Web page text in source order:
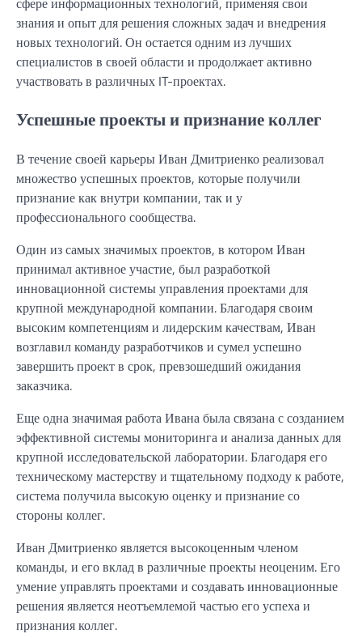
знания и опыт для решения сложных задач и внедрения
новых технологий. Он остается одним из лучших
специалистов в своей области и продолжает активно
участвовать в различных IT-проектах.
Успешные проекты и признание коллег
В течение своей карьеры Иван Дмитриенко реализовал
множество успешных проектов, которые получили
признание как внутри компании, так и у
профессионального сообщества.
Один из самых значимых проектов, в котором Иван
принимал активное участие, был разработкой
инновационной системы управления проектами для
крупной международной компании. Благодаря своим
высоким компетенциям и лидерским качествам, Иван
возглавил команду разработчиков и сумел успешно
завершить проект в срок, превзошедший ожидания
заказчика.
Еще одна значимая работа Ивана была связана с созданием
эффективной системы мониторинга и анализа данных для
крупной исследовательской лаборатории. Благодаря его
техническому мастерству и тщательному подходу к работе,
система получила высокую оценку и признание со
стороны коллег.
Иван Дмитриенко является высокоценным членом
команды, и его вклад в различные проекты неоценим. Его
умение управлять проектами и создавать инновационные
решения является неотъемлемой частью его успеха и
признания коллег.